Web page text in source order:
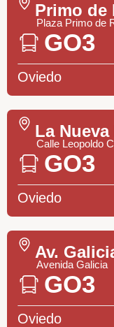
Primo de
Plaza Primo de
GO3
Oviedo
La
Calle Leopoldo
GO3
Oviedo
Av.
Avenida Galicia
GO3
Oviedo